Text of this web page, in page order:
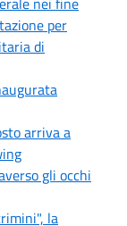
per
di
arriva a
gli occhi
la